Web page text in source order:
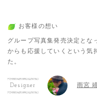
お客様の想い
グループ写真集発売決定とな
からも応援していくという気
た。
Designer 雨宮